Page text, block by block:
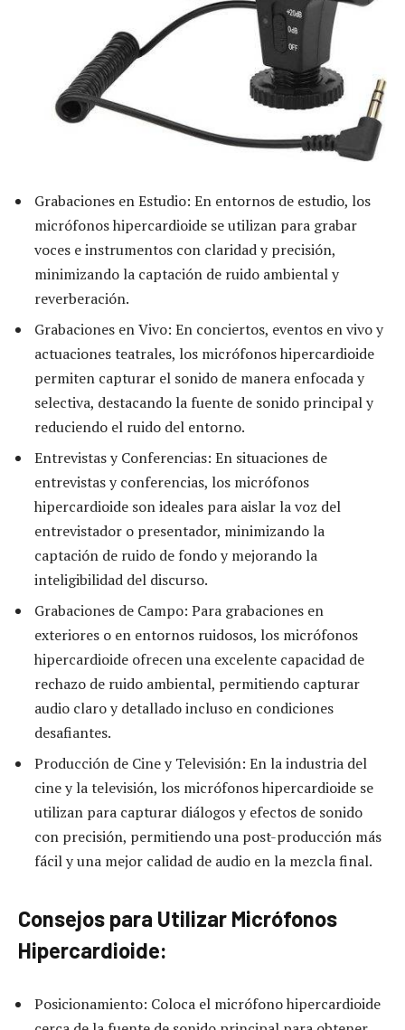
Grabaciones en Estudio: En entornos de estudio, los
micrófonos hipercardioide se utilizan para grabar
voces e instrumentos con claridad y precisión,
minimizando la captación de ruido ambiental y
reverberación.
Grabaciones en Vivo: En conciertos, eventos en vivo y
actuaciones teatrales, los micrófonos hipercardioide
permiten capturar el sonido de manera enfocada y
selectiva, destacando la fuente de sonido principal y
reduciendo el ruido del entorno.
Entrevistas y Conferencias: En situaciones de
entrevistas y conferencias, los micrófonos
hipercardioide son ideales para aislar la voz del
entrevistador o presentador, minimizando la
captación de ruido de fondo y mejorando la
inteligibilidad del discurso.
Grabaciones de Campo: Para grabaciones en
exteriores o en entornos ruidosos, los micrófonos
hipercardioide ofrecen una excelente capacidad de
rechazo de ruido ambiental, permitiendo capturar
audio claro y detallado incluso en condiciones
desafiantes.
Producción de Cine y Televisión: En la industria del
cine y la televisión, los micrófonos hipercardioide se
utilizan para capturar diálogos y efectos de sonido
con precisión, permitiendo una post-producción más
fácil y una mejor calidad de audio en la mezcla final.
Consejos para Utilizar Micrófonos
Hipercardioide:
Posicionamiento: Coloca el micrófono hipercardioide